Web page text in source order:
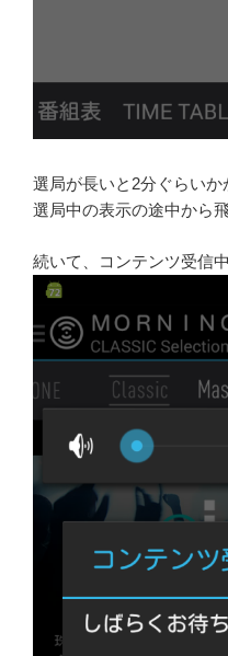
選局が長いと2分ぐらいか
選局中の表示の途中から
続いて、コンテンツ受信